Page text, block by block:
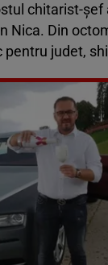
chitarist-
Nica. Din
judet,